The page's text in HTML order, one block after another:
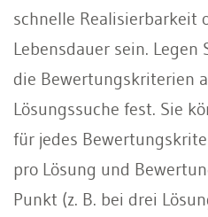
schnelle Realisierbarkeit
Lebensdauer sein. Legen
die Bewertungskriterien
Lösungssuche fest. Sie
für jedes
pro Lösung und
Punkt (z. B. bei drei